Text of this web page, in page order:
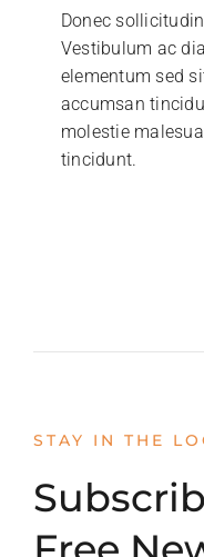
Donec
Vestibulum ac
elementum sed
accumsan
molestie
tincidunt.
STAY IN THE